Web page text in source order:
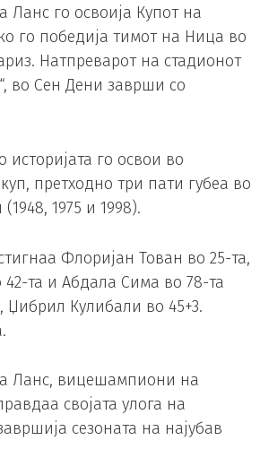
Ланс го освоија Купот на
го победија тимот на Ница во
Натпреварот на стадионот
во Сен Дени заврши со
историјата го освои во
претходно три пати губеа во
1975 и 1998).
Флоријан Тован во 25-та,
та и Абдала Сима во 78-та
Џибрил Кулибали во 45+3.
Ланс, вицешампиони на
својата улога на
сезоната на најубав